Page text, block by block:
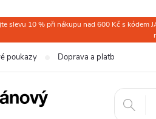
slevu 10 % při nákupu nad 600 Kč s
poukazy Doprava a platba ČR